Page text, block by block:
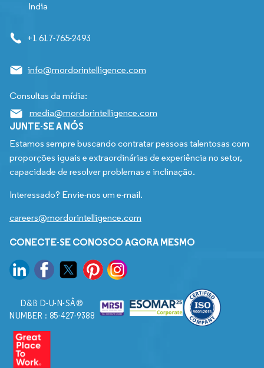
India
+1 617-765-2493
info@mordorintelligence.com
Consultas da mídia:
media@mordorintelligence.com
JUNTE-SE A NÓS
Estamos sempre buscando contratar pessoas talentosas com
proporções iguais e extraordinárias de experiência no setor,
capacidade de resolver problemas e inclinação.
Interessado? Envie-nos um e-mail.
careers@mordorintelligence.com
CONECTE-SE CONOSCO AGORA MESMO
D&B D-U-N-SÂ®
NUMBER : 85-427-9388